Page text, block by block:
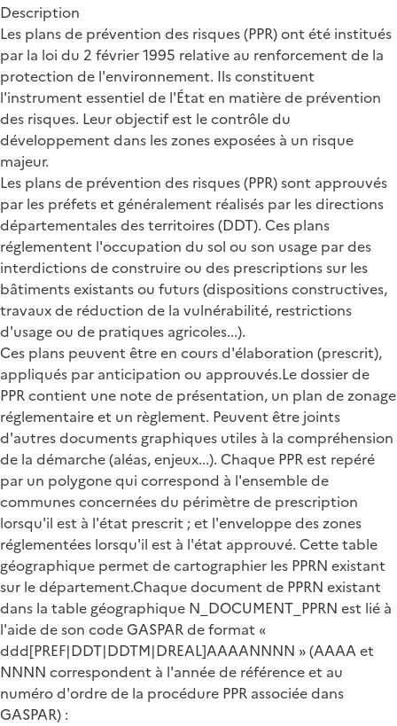
Description
Les plans de prévention des risques (PPR) ont été institués
par la loi du 2 février 1995 relative au renforcement de la
protection de l'environnement. Ils constituent
l'instrument essentiel de l'État en matière de prévention
des risques. Leur objectif est le contrôle du
développement dans les zones exposées à un risque
majeur.
Les plans de prévention des risques (PPR) sont approuvés
par les préfets et généralement réalisés par les directions
départementales des territoires (DDT). Ces plans
réglementent l'occupation du sol ou son usage par des
interdictions de construire ou des prescriptions sur les
bâtiments existants ou futurs (dispositions constructives,
travaux de réduction de la vulnérabilité, restrictions
d'usage ou de pratiques agricoles...).
Ces plans peuvent être en cours d'élaboration (prescrit),
appliqués par anticipation ou approuvés.Le dossier de
PPR contient une note de présentation, un plan de zonage
réglementaire et un règlement. Peuvent être joints
d'autres documents graphiques utiles à la compréhension
de la démarche (aléas, enjeux...). Chaque PPR est repéré
par un polygone qui correspond à l'ensemble de
communes concernées du périmètre de prescription
lorsqu'il est à l'état prescrit ; et l'enveloppe des zones
réglementées lorsqu'il est à l'état approuvé. Cette table
géographique permet de cartographier les PPRN existant
sur le département.Chaque document de PPRN existant
dans la table géographique N_DOCUMENT_PPRN est lié à
l'aide de son code GASPAR de format «
ddd[PREF|DDT|DDTM|DREAL]AAAANNNN » (AAAA et
NNNN correspondent à l'année de référence et au
numéro d'ordre de la procédure PPR associée dans
GASPAR) :